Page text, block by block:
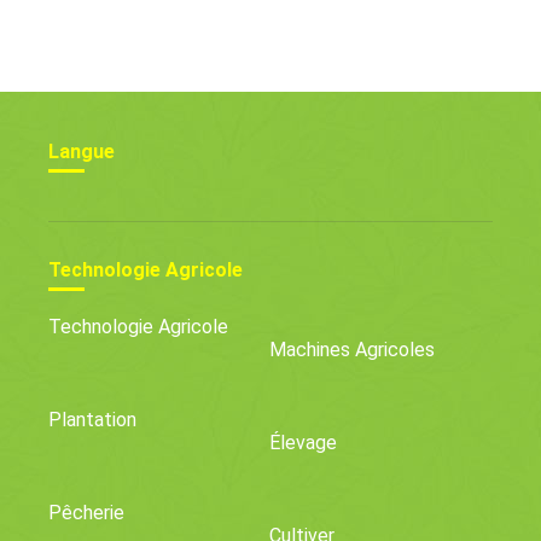
Langue
Technologie Agricole
Technologie Agricole
Machines Agricoles
Plantation
Élevage
Pêcherie
Cultiver